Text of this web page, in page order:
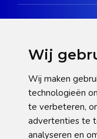
Wij
Wij maken
technologieën
te verbeteren,
advertenties te
analyseren en
Privacy
Cookie